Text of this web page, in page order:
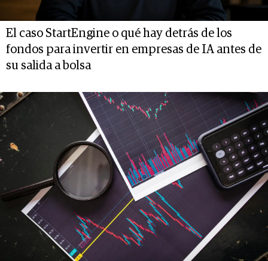
El caso StartEngine o qué hay detrás de los
fondos para invertir en empresas de IA antes de
su salida a bolsa